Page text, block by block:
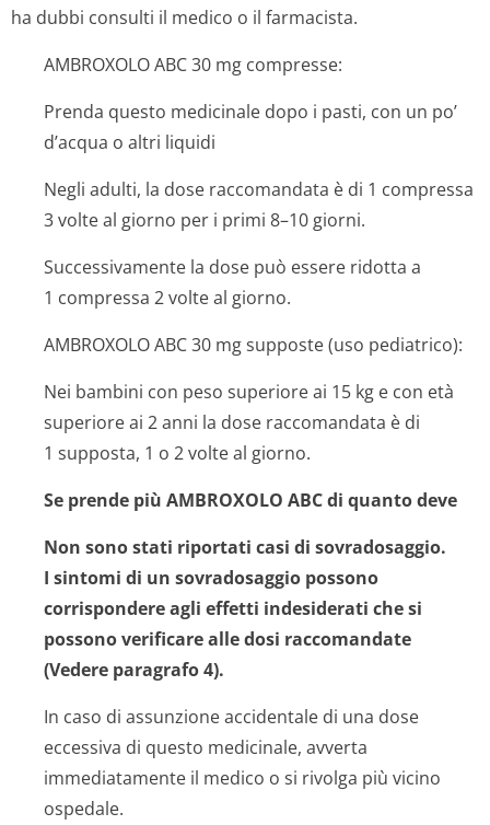
ha dubbi consulti il medico o il farmacista.
AMBROXOLO ABC 30 mg compresse:
Prenda questo medicinale dopo i pasti, con un po’
d’acqua o altri liquidi
Negli adulti, la dose raccomandata è di 1 compressa
3 volte al giorno per i primi 8–10 giorni.
Successivamente la dose può essere ridotta a
1 compressa 2 volte al giorno.
AMBROXOLO ABC 30 mg supposte (uso pediatrico):
Nei bambini con peso superiore ai 15 kg e con età
superiore ai 2 anni la dose raccomandata è di
1 supposta, 1 o 2 volte al giorno.
Se prende più AMBROXOLO ABC di quanto deve
Non sono stati riportati casi di sovradosaggio.
I sintomi di un sovradosaggio possono
corrispondere agli effetti indesiderati che si
possono verificare alle dosi raccomandate
(Vedere paragrafo 4).
In caso di assunzione accidentale di una dose
eccessiva di questo medicinale, avverta
immediatamente il medico o si rivolga più vicino
ospedale.